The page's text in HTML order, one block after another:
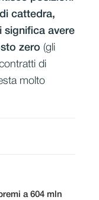
cattedra,
significa avere
zero (gli
di
molto
a 604 mln